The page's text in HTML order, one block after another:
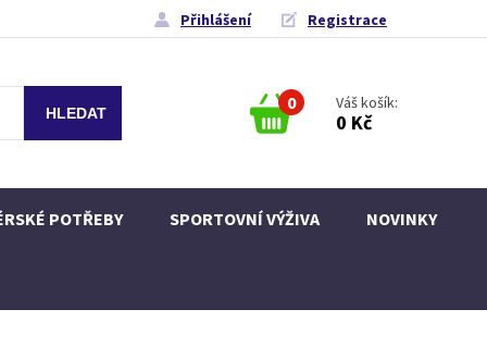
Přihlášení Registrace
0 Váš košík:
0 Kč
POTŘEBY SPORTOVNÍ VÝŽIVA NOVINKY